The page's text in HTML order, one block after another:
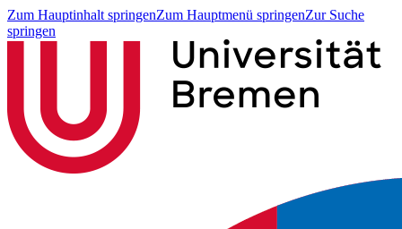
Zum Hauptinhalt springenZum Hauptmenü springenZur Suche
springen